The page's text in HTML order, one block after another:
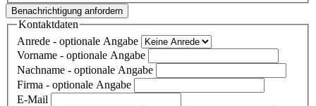
Benachrichtigung anfordern
Kontaktdaten
Anrede - optionale Angabe
Vorname - optionale Angabe
Nachname - optionale Angabe
Firma - optionale Angabe
E-Mail